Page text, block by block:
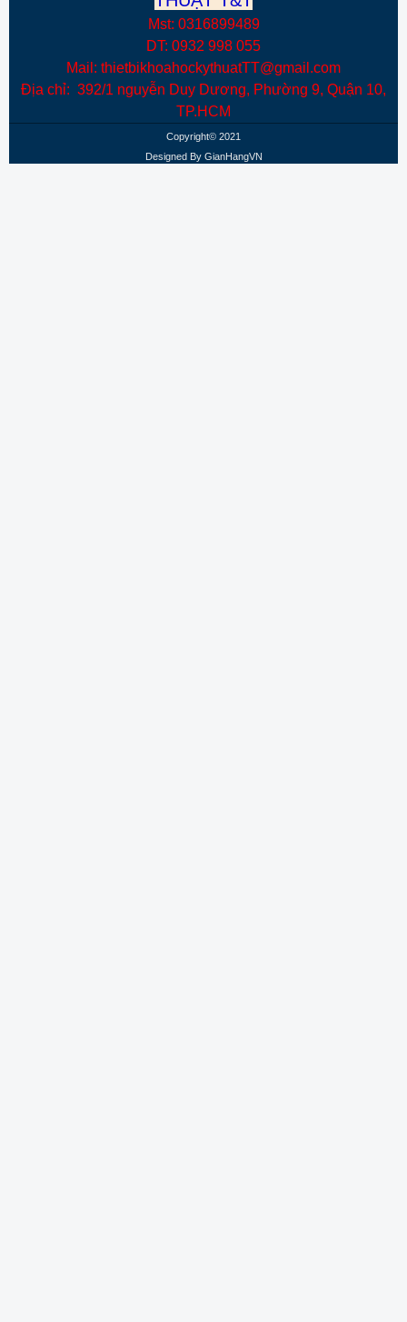
Mst: 0316899489
DT: 0932 998 055
Mail: thietbikhoahockythuatTT@gmail.com
Địa chỉ: 392/1 nguyễn Duy Dương, Phường 9, Quận 10,
TP.HCM
Copyright© 2021
Designed By GianHangVN